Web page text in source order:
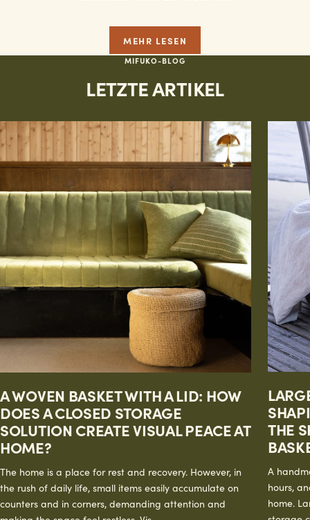
MEHR LESEN
MIFUKO-BLOG
LETZTE ARTIKEL
A WOVEN BASKET WITH A LID: HOW
DOES A CLOSED STORAGE
SOLUTION CREATE VISUAL PEACE AT
HOME?
The home is a place for rest and recovery. However, in
the rush of daily life, small items easily accumulate on
counters and in corners, demanding attention and
THE
A
hours,
home.